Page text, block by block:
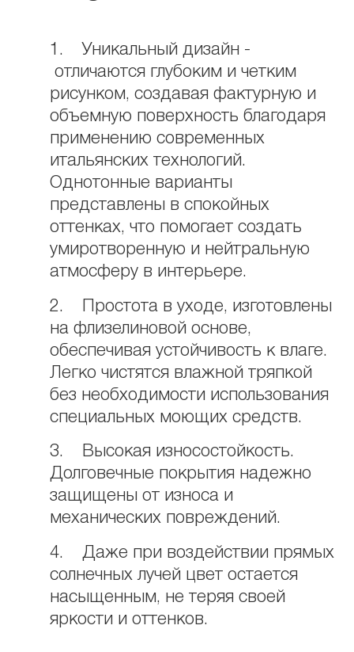
1. Уникальный дизайн -
отличаются глубоким и четким
рисунком, создавая фактурную и
объемную поверхность благодаря
применению современных
итальянских технологий.
Однотонные варианты
представлены в спокойных
оттенках, что помогает создать
умиротворенную и нейтральную
атмосферу в интерьере.
2. Простота в уходе, изготовлены
на флизелиновой основе,
обеспечивая устойчивость к влаге.
Легко чистятся влажной тряпкой
без необходимости использования
специальных моющих средств.
3. Высокая износостойкость.
Долговечные покрытия надежно
защищены от износа и
механических повреждений.
4. Даже при воздействии прямых
солнечных лучей цвет остается
насыщенным, не теряя своей
яркости и оттенков.